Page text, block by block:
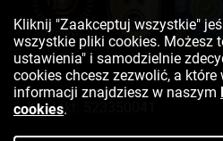
Kontakt:
Kliknij "Zaakceptuj wszystkie"
wszystkie pliki cookies. Możesz
ustawienia" i samodzielnie
cookies chcesz zezwolić, a które
informacji znajdziesz w naszym
cookies.